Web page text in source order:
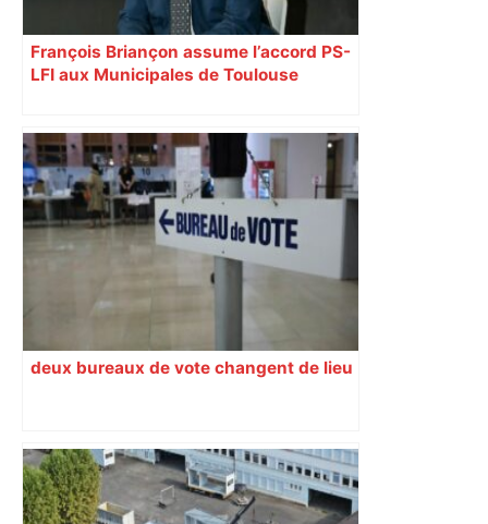
François Briançon assume l’accord PS-
LFI aux Municipales de Toulouse
deux bureaux de vote changent de lieu